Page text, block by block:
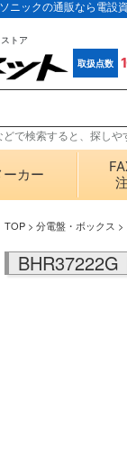
ニックの通販なら電設
トア
取扱点数
で検索すると、探しや
カー
TOP > 分電盤・ボックス >
BHR37222G